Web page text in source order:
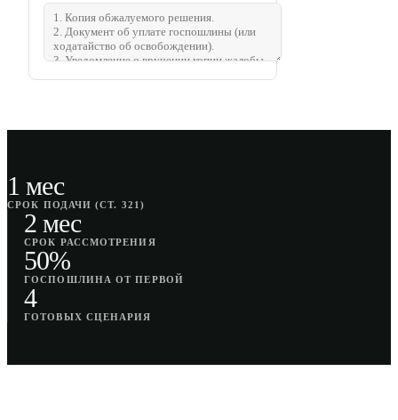
1 мес
СРОК ПОДАЧИ (СТ. 321)
2 мес
СРОК РАССМОТРЕНИЯ
50%
ГОСПОШЛИНА ОТ ПЕРВОЙ
4
ГОТОВЫХ СЦЕНАРИЯ